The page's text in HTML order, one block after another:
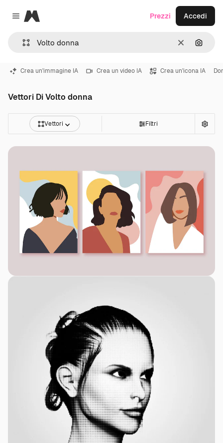
Close menu
Magnific
CancellaCerca
Prezzi Accedi
Crea un'immagine IA Crea un video IA Crea un'icona IA
Vettori Di Volto donna
Vettori Filtri